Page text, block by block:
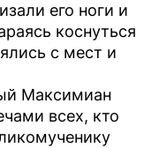
его ноги и
коснуться
с мест и
Максимиан
всех, кто